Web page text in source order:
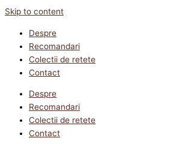
Skip to content
Despre
Recomandari
Colectii de retete
Contact
Despre
Recomandari
Colectii de retete
Contact